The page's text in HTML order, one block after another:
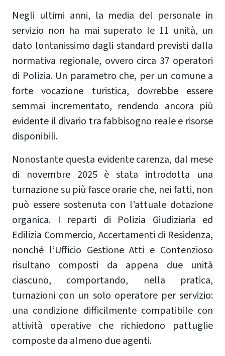
Negli ultimi anni, la media del personale in
servizio non ha mai superato le 11 unità, un
dato lontanissimo dagli standard previsti dalla
normativa regionale, ovvero circa 37 operatori
di Polizia. Un parametro che, per un comune a
forte vocazione turistica, dovrebbe essere
semmai incrementato, rendendo ancora più
evidente il divario tra fabbisogno reale e risorse
disponibili.
Nonostante questa evidente carenza, dal mese
di novembre 2025 è stata introdotta una
turnazione su più fasce orarie che, nei fatti, non
può essere sostenuta con l’attuale dotazione
organica. I reparti di Polizia Giudiziaria ed
Edilizia Commercio, Accertamenti di Residenza,
nonché l’Ufficio Gestione Atti e Contenzioso
risultano composti da appena due unità
ciascuno, comportando, nella pratica,
turnazioni con un solo operatore per servizio:
una condizione difficilmente compatibile con
attività operative che richiedono pattuglie
composte da almeno due agenti.